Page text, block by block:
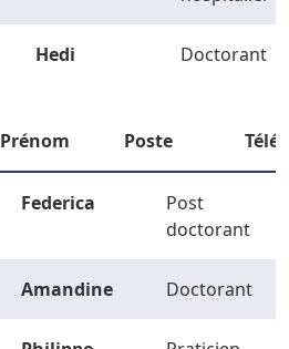
Hedi Doctorant
Prénom Poste
Federica
Post
doctorant
Amandine Doctorant